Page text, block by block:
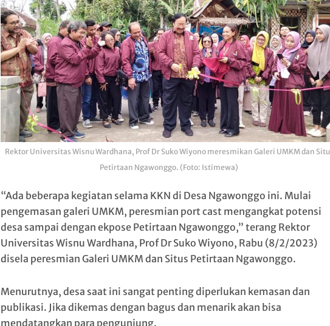
Rektor Universitas Wisnu Wardhana, Prof Dr Suko Wiyono meresmikan Galeri UMKM dan
Petirtaan Ngawonggo. (Foto: Istimewa)
“Ada beberapa kegiatan selama KKN di Desa Ngawonggo ini. Mulai
pengemasan galeri UMKM, peresmian port cast mengangkat potensi
desa sampai dengan ekpose Petirtaan Ngawonggo,” terang Rektor
Universitas Wisnu Wardhana, Prof Dr Suko Wiyono, Rabu (8/2/2023)
disela peresmian Galeri UMKM dan Situs Petirtaan Ngawonggo.
Menurutnya, desa saat ini sangat penting diperlukan kemasan dan
publikasi. Jika dikemas dengan bagus dan menarik akan bisa
mendatangkan para pengunjung.